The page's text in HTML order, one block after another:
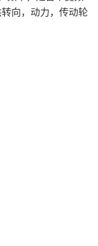
向，动力，传动轮